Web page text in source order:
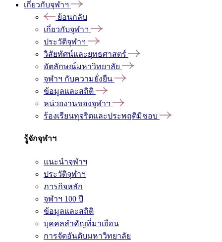
เกี่ยวกับจุฬาฯ
ย้อนกลับ
เกี่ยวกับจุฬาฯ
ประวัติจุฬาฯ
วิสัยทัศน์และยุทธศาสตร์
อัตลักษณ์มหาวิทยาลัย
จุฬาฯ กับความยั่งยืน
ข้อมูลและสถิติ
หน่วยงานของจุฬาฯ
ร้องเรียนทุจริตและประพฤติมิชอบ
รู้จักจุฬาฯ
แนะนำจุฬาฯ
ประวัติจุฬาฯ
ภารกิจหลัก
จุฬาฯ 100 ปี
ข้อมูลและสถิติ
บุคคลสำคัญที่มาเยือน
การจัดอันดับมหาวิทยาลัย